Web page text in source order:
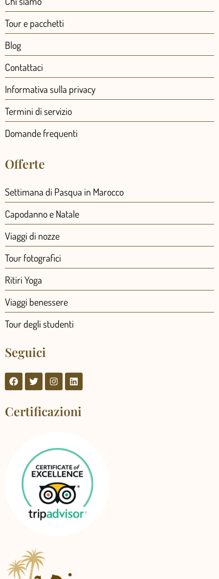
Tour e pacchetti
Blog
Contattaci
Informativa sulla privacy
Termini di servizio
Domande frequenti
Offerte
Settimana di Pasqua in Marocco
Capodanno e Natale
Viaggi di nozze
Tour fotografici
Ritiri Yoga
Viaggi benessere
Tour degli studenti
Seguici
Certificazioni